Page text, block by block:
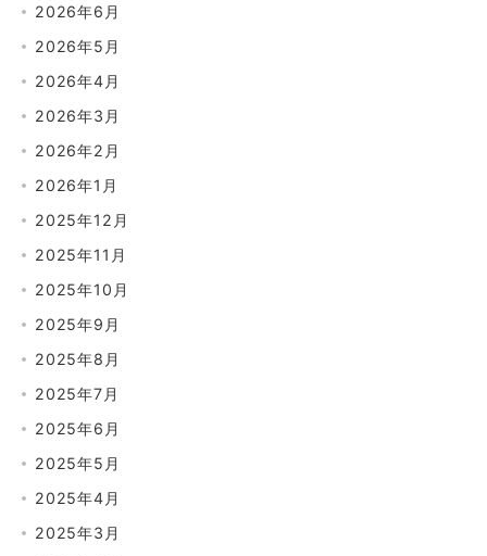
2026年6月
2026年5月
2026年4月
2026年3月
2026年2月
2026年1月
2025年12月
2025年11月
2025年10月
2025年9月
2025年8月
2025年7月
2025年6月
2025年5月
2025年4月
2025年3月